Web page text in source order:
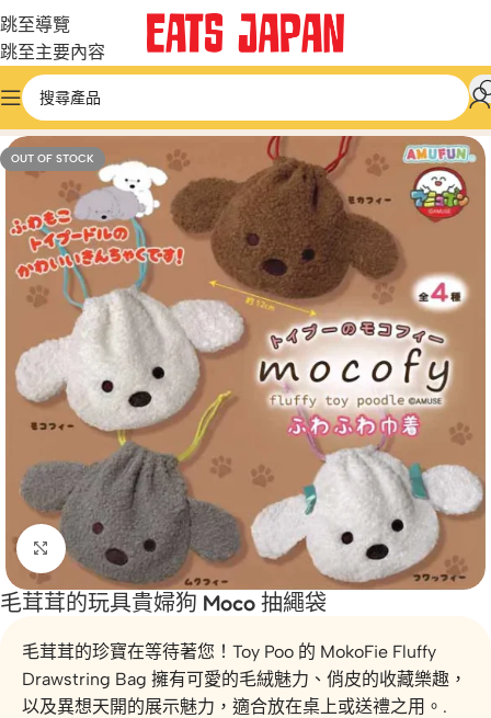
跳至導覽
跳至主要內容
首頁 微型和膠囊玩具
OUT OF STOCK
按一下放大
毛茸茸的玩具貴婦狗 Moco 抽繩袋
毛茸茸的珍寶在等待著您！Toy Poo 的 MokoFie Fluffy
Drawstring Bag 擁有可愛的毛絨魅力、俏皮的收藏樂趣，
以及異想天開的展示魅力，適合放在桌上或送禮之用。.